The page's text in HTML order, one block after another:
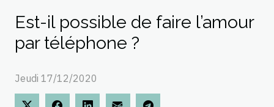
Est-il possible de faire l’amour
par téléphone ?
Jeudi 17/12/2020